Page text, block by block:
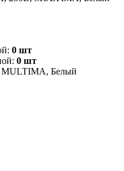
0 шт
0 шт
MULTIMA, Белый